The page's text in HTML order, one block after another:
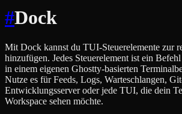
#Dock
Mit Dock kannst du TUI-Steuerelemente zur
hinzufügen. Jedes Steuerelement ist ein
in einem eigenen Ghostty-basierten
Nutze es für Feeds, Logs, Warteschlangen,
Entwicklungsserver oder jede TUI, die dein
Workspace sehen möchte.